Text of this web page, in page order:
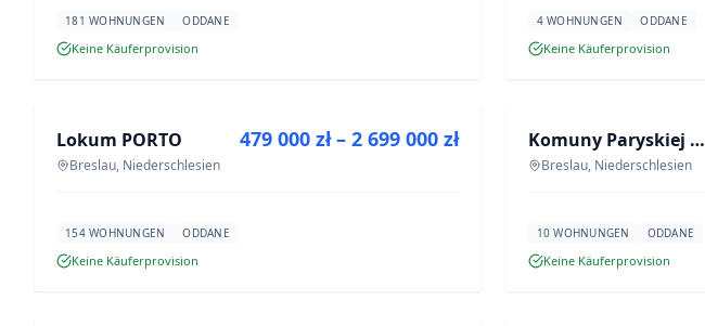
181 WOHNUNGEN ODDANE
Keine Käuferprovision
4 WOHNUNGEN ODDANE
Keine Käuferprovision
NEUBAU
Lokum PORTO
Breslau, Niederschlesien
479 000 zł – 2 699 000 zł
154 WOHNUNGEN ODDANE
Keine Käuferprovision
NEUBAU Komuny Paryskiej 19a
Breslau, Niederschlesien
10 WOHNUNGEN ODDANE
Keine Käuferprovision